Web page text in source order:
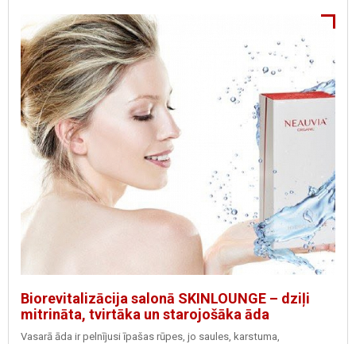
Biorevitalizācija salonā SKINLOUNGE – dziļi
mitrināta, tvirtāka un starojošāka āda
Vasarā āda ir pelnījusi īpašas rūpes, jo saules, karstuma,